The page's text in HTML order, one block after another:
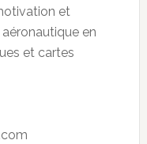
et
en
et cartes